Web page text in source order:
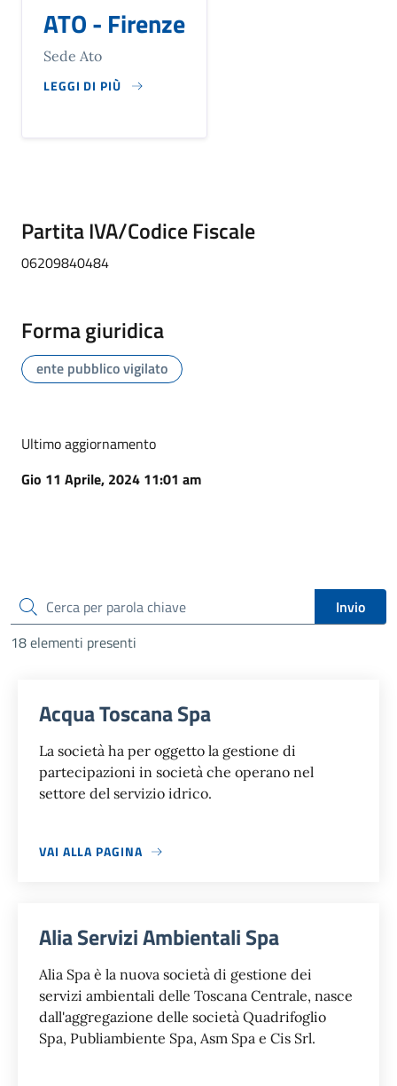
ATO - Firenze
Sede Ato
LEGGI DI PIÙ
SU ATO - FIRENZE
Partita IVA/Codice Fiscale
06209840484
Forma giuridica
ente pubblico vigilato
Ultimo aggiornamento
Gio 11 Aprile, 2024 11:01 am
cerca
Invio
18 elementi presenti
Acqua Toscana Spa
La società ha per oggetto la gestione di
partecipazioni in società che operano nel
settore del servizio idrico.
VAI ALLA PAGINA
Alia Servizi Ambientali Spa
Alia Spa è la nuova società di gestione dei
servizi ambientali delle Toscana Centrale, nasce
dall'aggregazione delle società Quadrifoglio
Spa, Publiambiente Spa, Asm Spa e Cis Srl.